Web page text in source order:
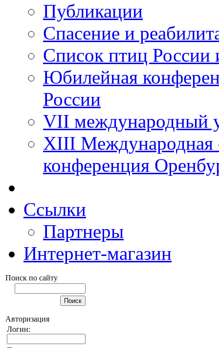
Публикации
Спасение и
Список птиц России
Юбилейная
России
VII международный
XIII Международная
конференция
Ссылки
Партнеры
Интернет-магазин
Поиск по сайту
Авторизация
Логин: